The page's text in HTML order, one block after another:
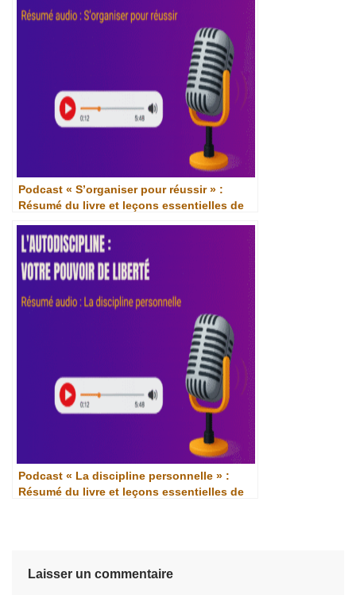
Podcast « S’organiser pour réussir » :
Résumé du livre et leçons essentielles de
Podcast « La discipline personnelle » :
Résumé du livre et leçons essentielles de
Laisser un commentaire